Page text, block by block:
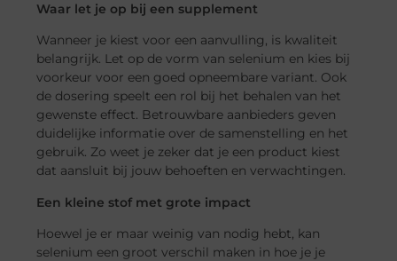
Waar let je op bij een supplement
Wanneer je kiest voor een aanvulling, is kwaliteit
belangrijk. Let op de vorm van selenium en kies bij
voorkeur voor een goed opneembare variant. Ook
de dosering speelt een rol bij het behalen van het
gewenste effect. Betrouwbare aanbieders geven
duidelijke informatie over de samenstelling en het
gebruik. Zo weet je zeker dat je een product kiest
dat aansluit bij jouw behoeften en verwachtingen.
Een kleine stof met grote impact
Hoewel je er maar weinig van nodig hebt, kan
selenium een groot verschil maken in hoe je je